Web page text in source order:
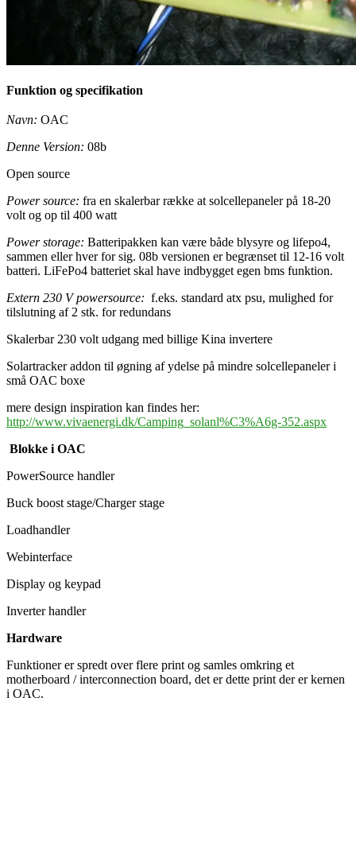
Funktion og specifikation
Navn: OAC
Denne Version: 08b
Open source
Power source: fra en skalerbar række at solcellepaneler på 18-20
volt og op til 400 watt
Power storage: Batteripakken kan være både blysyre og lifepo4,
sammen eller hver for sig. 08b versionen er begrænset til 12-16 volt
batteri. LiFePo4 batteriet skal have indbygget egen bms funktion.
Extern 230 V powersource: f.eks. standard atx psu, mulighed for
tilslutning af 2 stk. for redundans
Skalerbar 230 volt udgang med billige Kina invertere
Solartracker addon til øgning af ydelse på mindre solcellepaneler i
små OAC boxe
mere design inspiration kan findes her:
http://www.vivaenergi.dk/Camping_solanl%C3%A6g-352.aspx
Blokke i OAC
PowerSource handler
Buck boost stage/Charger stage
Loadhandler
Webinterface
Display og keypad
Inverter handler
Hardware
Funktioner er spredt over flere print og samles omkring et
motherboard / interconnection board, det er dette print der er kernen
i OAC.